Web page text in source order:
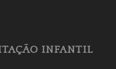
INFANTIL